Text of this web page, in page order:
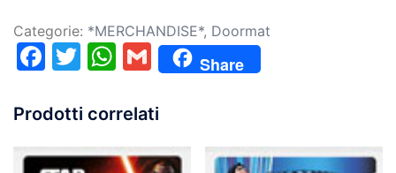
Categorie: *MERCHANDISE*, Doormat
Facebook
Twitter
WhatsApp
Gmail
Share
Prodotti correlati